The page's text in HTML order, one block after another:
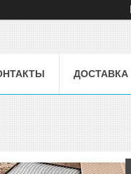
ДОСТАВКА